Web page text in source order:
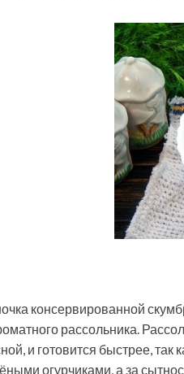
консервированной
рассольника.
и готовится быстрее, так
огурчиками, а за